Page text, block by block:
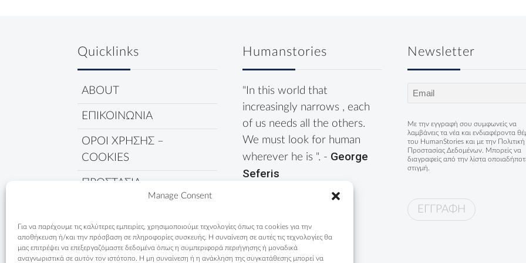
Manage Consent
Για να παρέχουμε τις καλύτερες εμπειρίες, χρησιμοποιούμε τεχνολογίες όπως τα cookies για την
αποθήκευση ή/και την πρόσβαση σε πληροφορίες συσκευής. Η συναίνεση σε αυτές τις τεχνολογίες θα
μας επιτρέψει να επεξεργαζόμαστε δεδομένα όπως η συμπεριφορά περιήγησης ή μοναδικά
αναγνωριστικά σε αυτόν τον ιστότοπο. Η μη συναίνεση ή η ανάκληση της συγκατάθεσης μπορεί να
Quicklinks
ABOUT
ΕΠΙΚΟΙΝΩΝΙΑ
ΟΡΟΙ ΧΡΗΣΗΣ –
COOKIES
ΠΡΟΣΤΑΣΙΑ
ΔΕΔΟΜΕΝΩΝ
ΠΟΛΙΤΙΚΗ COOKIES
Humanstories
"In this world that
increasingly narrows , each
of us needs all the others.
We must look for human
wherever he is ". - George
Seferis
Newsletter
Email
Με την εγγραφή σου συμφωνείς να
λαμβάνεις τα νέα και ενδιαφέροντα
του HumanStories και με την
Πολιτική
Προστασίας Δεδομένων. Μπορείς να
διαγραφείς από την λίστα
στιγμή.